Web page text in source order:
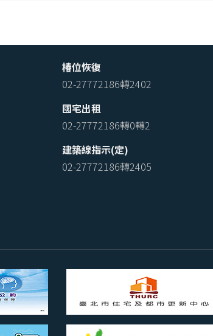
椿位恢復
02-27772186轉2402
國宅出租
02-27772186轉0轉2
建築線指示(定)
02-27772186轉2405